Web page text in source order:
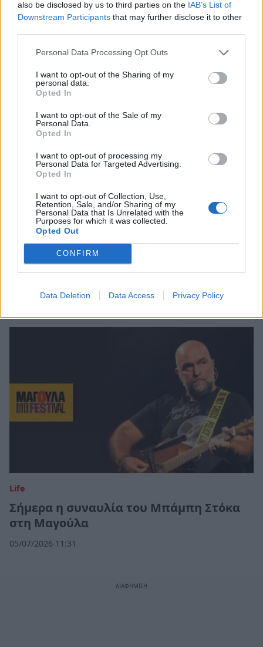
also be disclosed by us to third parties on the IAB’s List of
Downstream Participants that may further disclose it to other
Personal Data Processing Opt Outs
I want to opt-out of the Sharing of my
personal data.
Opted In
I want to opt-out of the Sale of my
Personal Data.
Opted In
I want to opt-out of processing my
Personal Data for Targeted Advertising.
Opted In
I want to opt-out of Collection, Use,
Retention, Sale, and/or Sharing of my
Personal Data that Is Unrelated with the
Purposes for which it was collected.
Opted Out
CONFIRM
Data Deletion Data Access Privacy Policy
αιμοδοσία και η δράση δωρεάς μυελού
των οστών στη Μαγούλα
Με παραδοσιακούς χορούς συνεχίζεται
το Magoula River Festival
08/07/2026 12:02
Life
Σήμερα η συναυλία του Μπάμπη Στόκα
στη Μαγούλα
05/07/2026 11:31